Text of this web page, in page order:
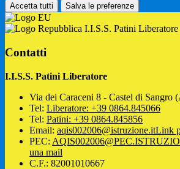
Accetta tutti Salva le preferenze
I.I.S.S. Patini Liberatore
Contatti
I.I.S.S. Patini Liberatore
Via dei Caraceni 8 - Castel di Sangro
Tel: Liberatore: +39 0864.845066
Tel: Patini: +39 0864.845856
Email: aqis002006@istruzione.itLink
PEC:
una mail
C.F.: 82001010667